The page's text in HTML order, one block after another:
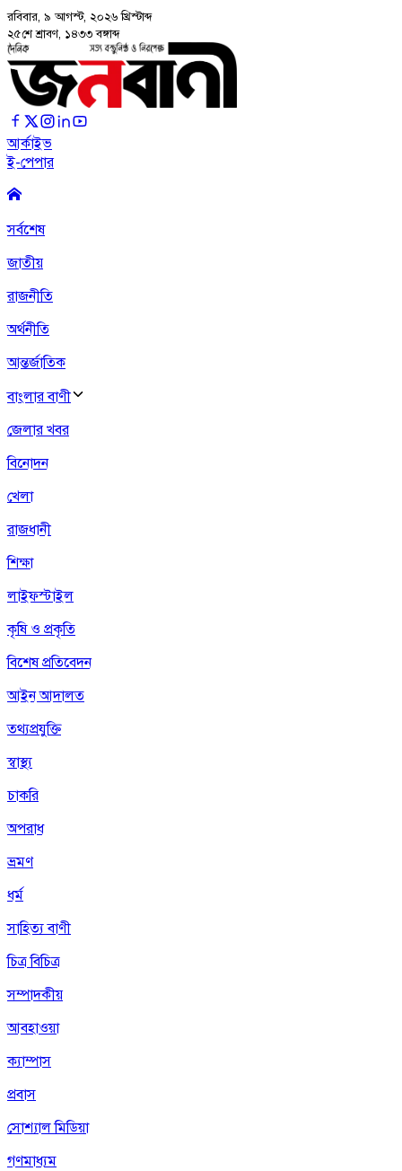
রবিবার, ৯ আগস্ট, ২০২৬ খ্রিস্টাব্দ
২৫শে শ্রাবণ, ১৪৩৩ বঙ্গাব্দ
আর্কাইভ
ই-পেপার
সর্বশেষ
জাতীয়
রাজনীতি
অর্থনীতি
আন্তর্জাতিক
বাংলার বাণী
জেলার খবর
বিনোদন
খেলা
রাজধানী
শিক্ষা
লাইফস্টাইল
কৃষি ও প্রকৃতি
বিশেষ প্রতিবেদন
আইন আদালত
তথ্যপ্রযুক্তি
স্বাস্থ্য
চাকরি
অপরাধ
ভ্রমণ
ধর্ম
সাহিত্য বাণী
চিত্র বিচিত্র
সম্পাদকীয়
আবহাওয়া
ক্যাম্পাস
প্রবাস
সোশ্যাল মিডিয়া
গণমাধ্যম